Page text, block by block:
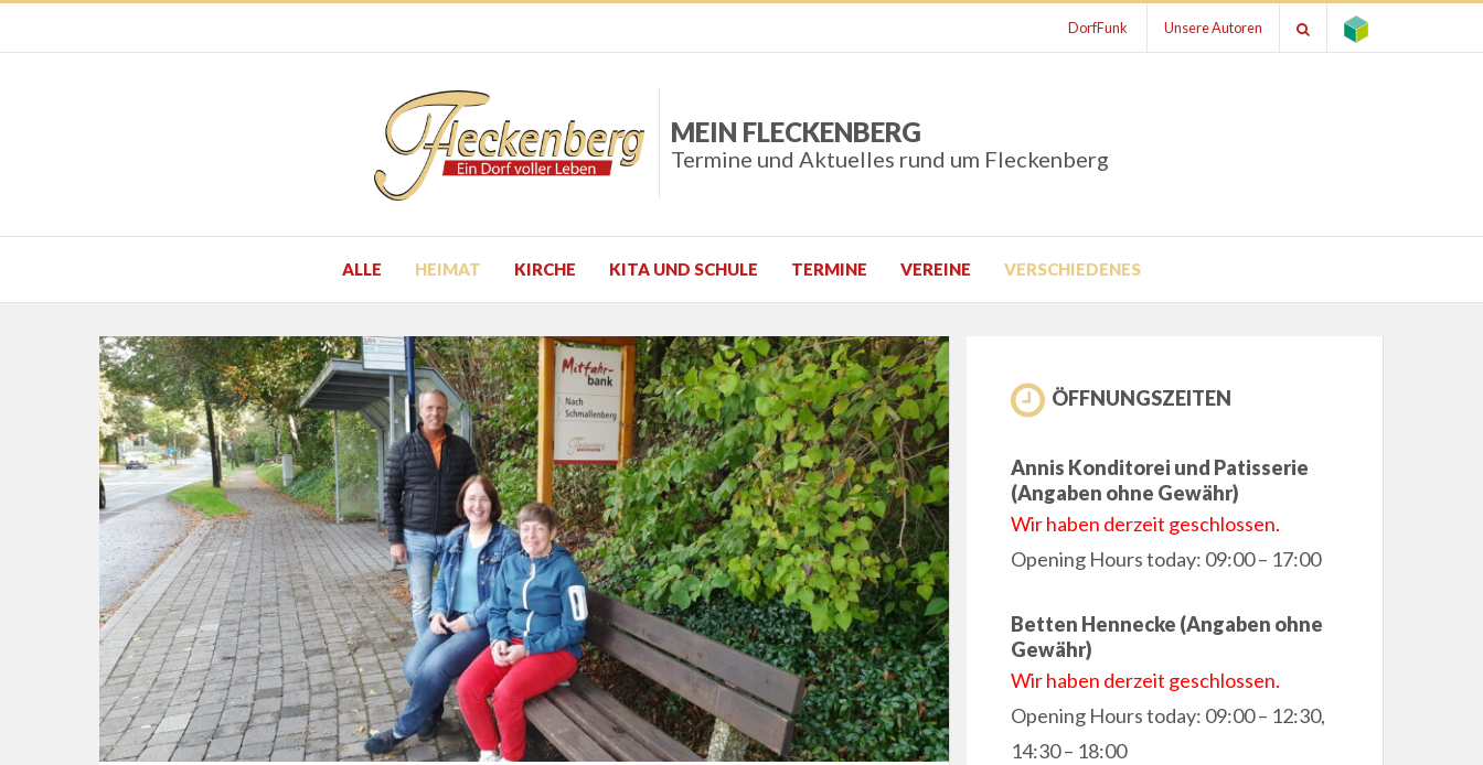
DorfFunk Unsere Autoren
MEIN FLECKENBERG
Termine und Aktuelles rund um Fleckenberg
ALLE HEIMAT KIRCHE KITA UND SCHULE TERMINE VEREINE VERSCHIEDENES
ÖFFNUNGSZEITEN
Annis Konditorei und Patisserie
(Angaben ohne Gewähr)
Wir haben derzeit geschlossen.
Opening Hours today: 09:00 – 17:00
Betten Hennecke (Angaben ohne
Gewähr)
Wir haben derzeit geschlossen.
Opening Hours today: 09:00 – 12:30,
14:30 – 18:00